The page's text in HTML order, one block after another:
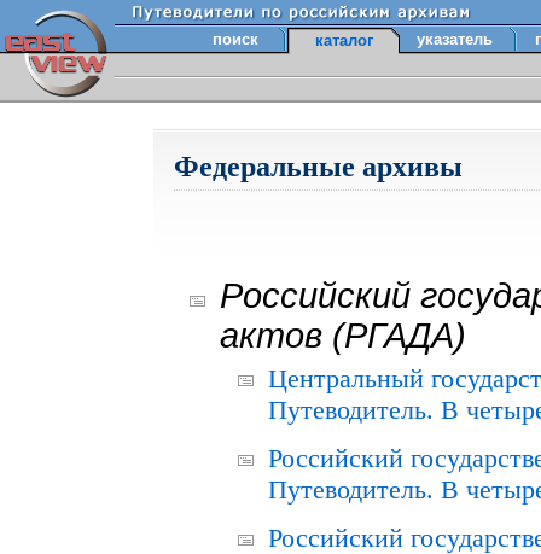
поиск каталог указатель
Федеральные архивы
Российский
актов (РГАДА)
Центральный
Путеводитель. В
Российский
Путеводитель. В
Российский